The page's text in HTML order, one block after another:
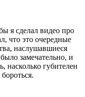
я сделал видео про
что это очередные
наслушавшиеся
замечательно, и
насколько губителен